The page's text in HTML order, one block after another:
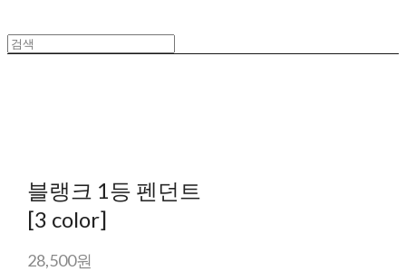
블랭크 1등 펜던트
[3 color]
28,500원